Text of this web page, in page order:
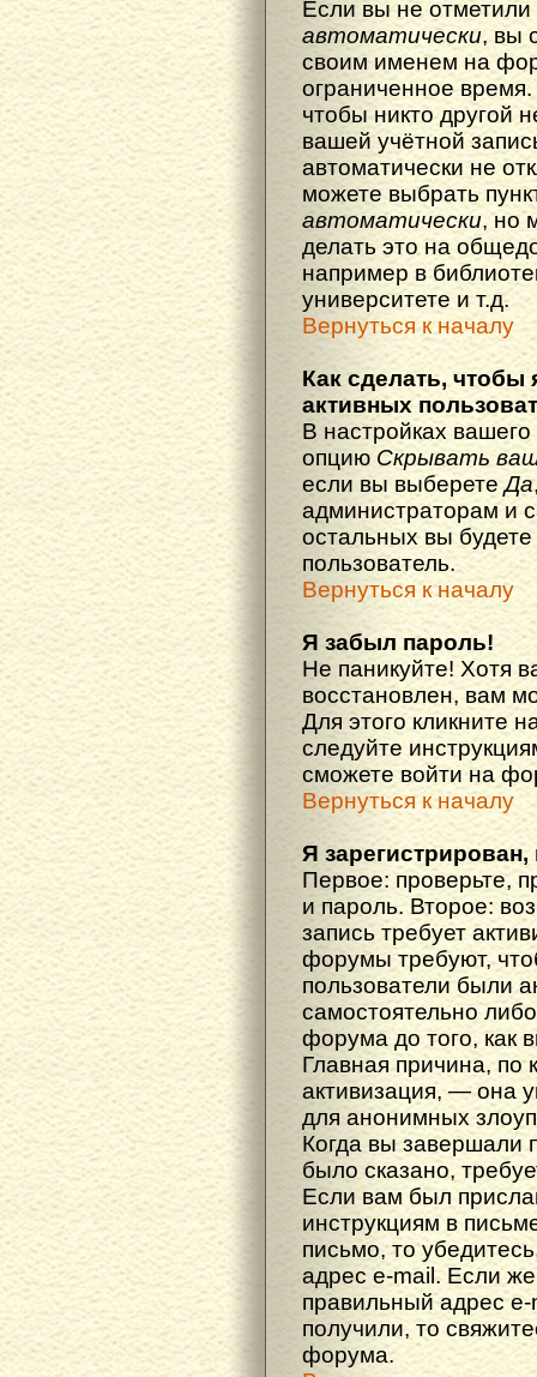
Если вы не отметили
автоматически, вы
своим именем на
ограниченное
чтобы никто другой
вашей учётной
автоматически не
можете выбрать
автоматически, но
делать это на
например в
университете и т.д.
Вернуться к началу
Как сделать, чтобы
активных
В настройках
опцию Скрывать
если вы выберетеДа
администраторам и
остальных вы
пользователь.
Вернуться к началу
Я забыл пароль!
Не паникуйте! Хотя
восстановлен, вам
Для этого кликните
следуйте
сможете войти на
Вернуться к началу
Я
Первое: проверьте,
и пароль. Второе:
запись требует
форумы требуют,
пользователи были
самостоятельно
форума до того, как
Главная причина, по
активизация, — она
для анонимных
Когда вы завершали
было сказано,
Если вам был
инструкциям в
письмо, то
адрес e-mail. Если
правильный адрес
получили, то
форума.